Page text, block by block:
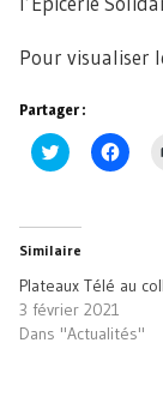
Pour visualiser
Partager :
Cliquez
pour
dans
une
nouvelle
pour
Similaire
Plateaux Télé au
3 février 2021
Dans "Actualités"